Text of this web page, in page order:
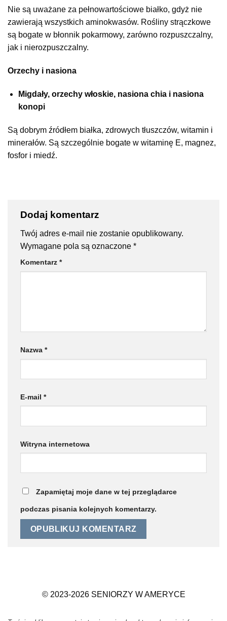
Nie są uważane za pełnowartościowe białko, gdyż nie
zawierają wszystkich aminokwasów. Rośliny strączkowe
są bogate w błonnik pokarmowy, zarówno rozpuszczalny,
jak i nierozpuszczalny.
Orzechy i nasiona
Migdały, orzechy włoskie, nasiona chia i nasiona
konopi
Są dobrym źródłem białka, zdrowych tłuszczów, witamin i
minerałów. Są szczególnie bogate w witaminę E, magnez,
fosfor i miedź.
Dodaj komentarz
Twój adres e-mail nie zostanie opublikowany.
Wymagane pola są oznaczone *
Komentarz *
Nazwa *
E-mail *
Witryna internetowa
Zapamiętaj moje dane w tej przeglądarce
podczas pisania kolejnych komentarzy.
© 2023-2026 SENIORZY W AMERYCE